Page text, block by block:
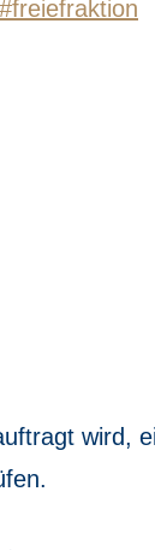
#freiefraktion
wird,